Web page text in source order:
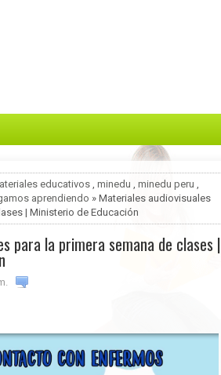
educativos, minedu , minedu peru ,
aprendiendo » Materiales audiovisuales
| Ministerio de Educación
para la primera semana de clases |